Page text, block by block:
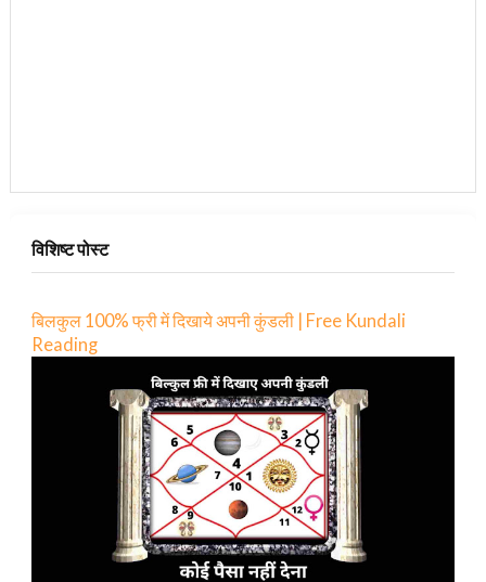
विशिष्ट पोस्ट
बिलकुल 100% फ्री में दिखाये अपनी कुंडली | Free Kundali
Reading